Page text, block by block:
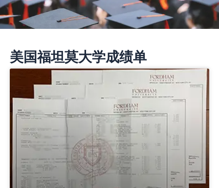
美国福坦莫大学成绩单